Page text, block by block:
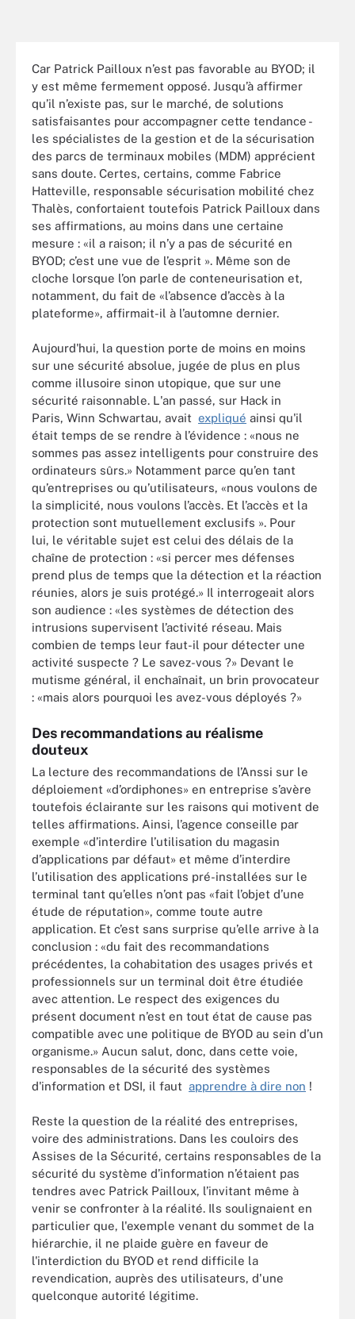
Car Patrick Pailloux n’est pas favorable au BYOD; il
y est même fermement opposé. Jusqu’à affirmer
qu’il n’existe pas, sur le marché, de solutions
satisfaisantes pour accompagner cette tendance -
les spécialistes de la gestion et de la sécurisation
des parcs de terminaux mobiles (MDM) apprécient
sans doute. Certes, certains, comme Fabrice
Hatteville, responsable sécurisation mobilité chez
Thalès, confortaient toutefois Patrick Pailloux dans
ses affirmations, au moins dans une certaine
mesure : «il a raison; il n’y a pas de sécurité en
BYOD; c’est une vue de l’esprit ». Même son de
cloche lorsque l’on parle de conteneurisation et,
notamment, du fait de «l’absence d’accès à la
plateforme», affirmait-il à l’automne dernier.
Aujourd'hui, la question porte de moins en moins
sur une sécurité absolue, jugée de plus en plus
comme illusoire sinon utopique, que sur une
sécurité raisonnable. L'an passé, sur Hack in
Paris, Winn Schwartau, avait expliqué ainsi qu'il
était temps de se rendre à l’évidence : «nous ne
sommes pas assez intelligents pour construire des
ordinateurs sûrs.» Notamment parce qu’en tant
qu’entreprises ou qu’utilisateurs, «nous voulons de
la simplicité, nous voulons l’accès. Et l’accès et la
protection sont mutuellement exclusifs ». Pour
lui, le véritable sujet est celui des délais de la
chaîne de protection : «si percer mes défenses
prend plus de temps que la détection et la réaction
réunies, alors je suis protégé.» Il interrogeait alors
son audience : «les systèmes de détection des
intrusions supervisent l’activité réseau. Mais
combien de temps leur faut-il pour détecter une
activité suspecte ? Le savez-vous ?» Devant le
mutisme général, il enchaînait, un brin provocateur
: «mais alors pourquoi les avez-vous déployés ?»
Des recommandations au réalisme
douteux
La lecture des recommandations de l’Anssi sur le
déploiement «d’ordiphones» en entreprise s’avère
toutefois éclairante sur les raisons qui motivent de
telles affirmations. Ainsi, l’agence conseille par
exemple «d’interdire l’utilisation du magasin
d’applications par défaut» et même d’interdire
l’utilisation des applications pré-installées sur le
terminal tant qu’elles n’ont pas «fait l’objet d’une
étude de réputation», comme toute autre
application. Et c’est sans surprise qu’elle arrive à la
conclusion : «du fait des recommandations
précédentes, la cohabitation des usages privés et
professionnels sur un terminal doit être étudiée
avec attention. Le respect des exigences du
présent document n’est en tout état de cause pas
compatible avec une politique de BYOD au sein d’un
organisme.» Aucun salut, donc, dans cette voie,
responsables de la sécurité des systèmes
d'information et DSI, il faut apprendre à dire non !
Reste la question de la réalité des entreprises,
voire des administrations. Dans les couloirs des
Assises de la Sécurité, certains responsables de la
sécurité du système d’information n’étaient pas
tendres avec Patrick Pailloux, l’invitant même à
venir se confronter à la réalité. Ils soulignaient en
particulier que, l'exemple venant du sommet de la
hiérarchie, il ne plaide guère en faveur de
l'interdiction du BYOD et rend difficile la
revendication, auprès des utilisateurs, d'une
quelconque autorité légitime.